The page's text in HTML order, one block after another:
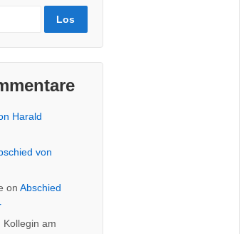
Harald
von
on Abschied
Kollegin am